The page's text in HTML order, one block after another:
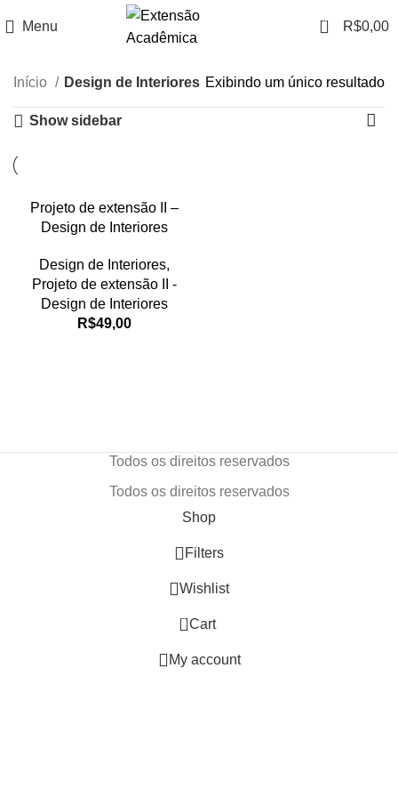
Menu 0 R$0,00
Início Design de Interiores Exibindo um único resultado
Show sidebar
Projeto de extensão II –
Design de Interiores
Design de Interiores,
Projeto de extensão II -
Design de Interiores
R$49,00
Todos os direitos reservados
Todos os direitos reservados
Shop
Filters
Wishlist
0 Cart
My account